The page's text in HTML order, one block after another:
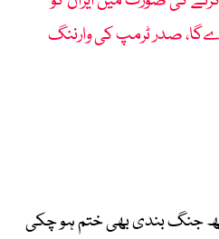
صدر ٹرمپ کی وارننگ
جنگ بندی بھی ختم ہو چکی